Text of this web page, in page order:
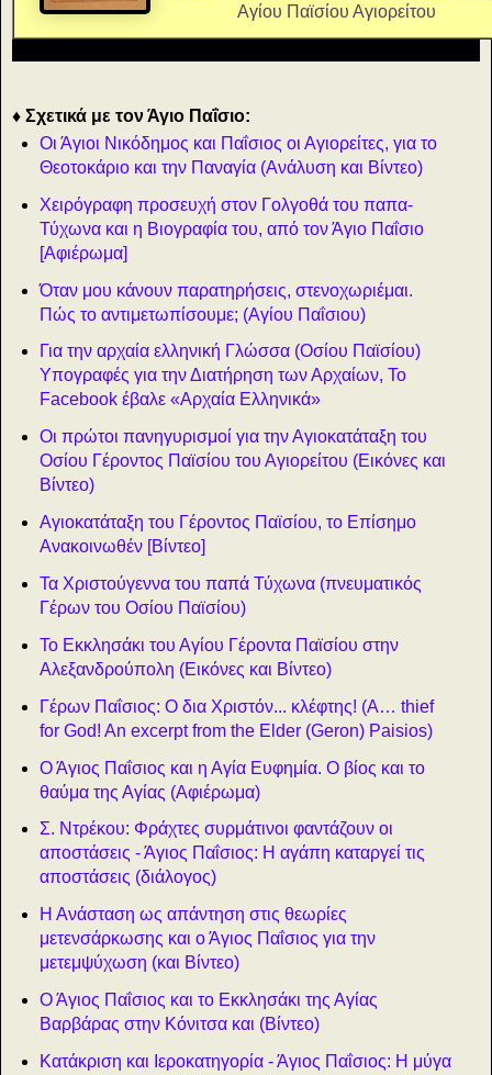
Αγίου Παϊσίου Αγιορείτου
♦ Σχετικά με τον Άγιο Παΐσιο:
Οι Άγιοι Νικόδημος και Παΐσιος οι Αγιορείτες, για το
Θεοτοκάριο και την Παναγία (Ανάλυση και Βίντεο)
Χειρόγραφη προσευχή στον Γολγοθά του παπα-
Τύχωνα και η Βιογραφία του, από τον Άγιο Παΐσιο
[Αφιέρωμα]
Όταν μου κάνουν παρατηρήσεις, στενοχωριέμαι.
Πώς το αντιμετωπίσουμε; (Αγίου Παΐσιου)
Για την αρχαία ελληνική Γλώσσα (Οσίου Παϊσίου)
Υπογραφές για την Διατήρηση των Αρχαίων, Το
Facebook έβαλε «Αρχαία Ελληνικά»
Οι πρώτοι πανηγυρισμοί για την Αγιοκατάταξη του
Οσίου Γέροντος Παϊσίου του Αγιορείτου (Εικόνες και
Βίντεο)
Αγιοκατάταξη του Γέροντος Παϊσίου, το Επίσημο
Ανακοινωθέν [Βίντεο]
Τα Χριστούγεννα του παπά Τύχωνα (πνευματικός
Γέρων του Οσίου Παϊσίου)
Το Εκκλησάκι του Αγίου Γέροντα Παϊσίου στην
Αλεξανδρούπολη (Εικόνες και Βίντεο)
Γέρων Παΐσιος: Ο δια Χριστόν... κλέφτης! (A… thief
for God! An excerpt from the Elder (Geron) Paisios)
Ο Άγιος Παΐσιος και η Αγία Ευφημία. Ο βίος και το
θαύμα της Αγίας (Αφιέρωμα)
Σ. Ντρέκου: Φράχτες συρμάτινοι φαντάζουν οι
αποστάσεις - Άγιος Παΐσιος: Η αγάπη καταργεί τις
αποστάσεις (διάλογος)
Η Ανάσταση ως απάντηση στις θεωρίες
μετενσάρκωσης και ο Άγιος Παΐσιος για την
μετεμψύχωση (και Βίντεο)
Ο Άγιος Παΐσιος και το Εκκλησάκι της Αγίας
Βαρβάρας στην Κόνιτσα και (Βίντεο)
Κατάκριση και Ιεροκατηγορία - Άγιος Παΐσιος: Η μύγα